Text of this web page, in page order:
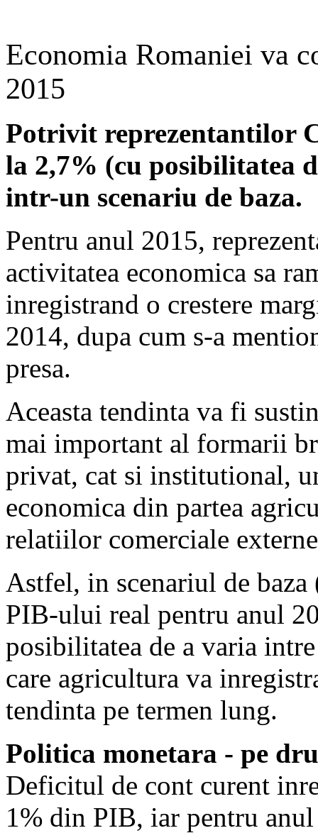
Economia Romaniei va
2015
Potrivit reprezentantilor
la 2,7% (cu posibilitatea
intr-un scenariu de baza.
Pentru anul 2015,
activitatea economica sa
inregistrand o crestere
2014, dupa cum s-a
presa.
Aceasta tendinta va fi
mai important al formarii
privat, cat si institutional,
economica din partea
relatiilor comerciale
Astfel, in scenariul de
PIB-ului real pentru anul
posibilitatea de a varia
care agricultura va
tendinta pe termen lung.
Politica monetara - pe
Deficitul de cont curent
1% din PIB, iar pentru anul